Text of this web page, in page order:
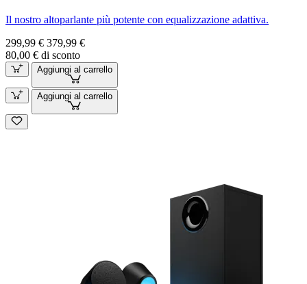
Il nostro altoparlante più potente con equalizzazione adattiva.
299,99 € 379,99 €
80,00 € di sconto
Aggiungi al carrello
Aggiungi al carrello